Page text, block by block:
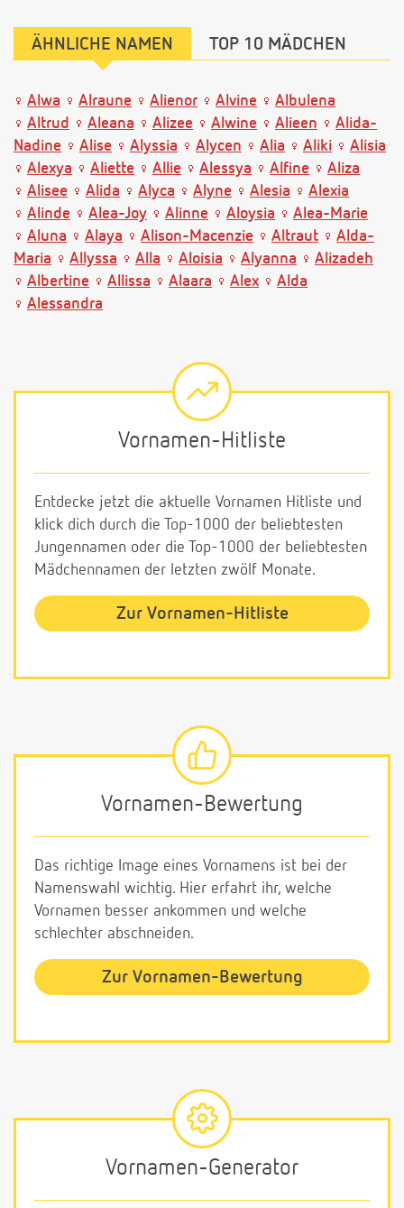
ÄHNLICHE NAMEN TOP 10 MÄDCHEN
Alwa Alraune Alienor Alvine
Albulena
Altrud
Aleana Alizee Alwine Alieen
Alida-
Nadine
Alise Alyssia Alycen Alia Aliki
Alisia
Alexya
Aliette Allie Alessya Alfine
Aliza
Alisee
Alida Alyca Alyne Alesia
Alexia
Alinde
Alea-Joy Alinne Aloysia
Alea-Marie
Aluna
Alaya Alison-Macenzie Altraut
Alda-
Maria
Allyssa Alla Aloisia Alyanna
Alizadeh
Albertine
Allissa Alaara Alex
Alda
Alessandra
Vornamen-Hitliste
Entdecke jetzt die aktuelle Vornamen Hitliste und
klick dich durch die Top-1000 der beliebtesten
Jungennamen oder die Top-1000 der beliebtesten
Mädchennamen der letzten zwölf Monate.
Zur Vornamen-Hitliste
Vornamen-Bewertung
Das richtige Image eines Vornamens ist bei der
Namenswahl wichtig. Hier erfahrt ihr, welche
Vornamen besser ankommen und welche
schlechter abschneiden.
Zur Vornamen-Bewertung
Vornamen-Generator